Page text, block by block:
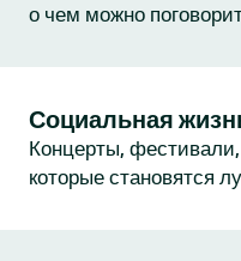
о чем можно
Социальная
Концерты,
которые становятся